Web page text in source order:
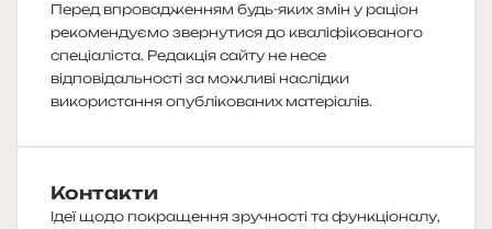
Перед впровадженням будь-яких змін у раціон
рекомендуємо звернутися до кваліфікованого
спеціаліста. Редакція сайту не несе
відповідальності за можливі наслідки
використання опублікованих матеріалів.
Контакти
Ідеї щодо покращення зручності та функціоналу,